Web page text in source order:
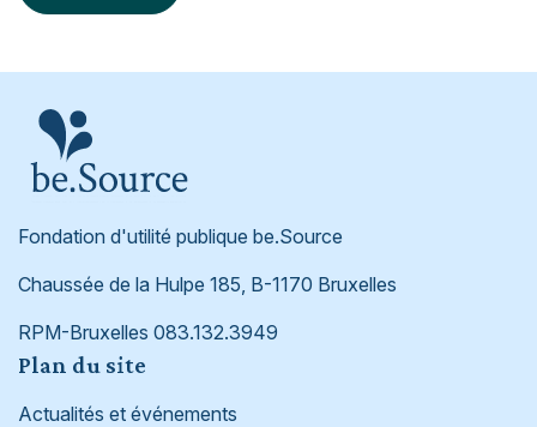
Fondation d'utilité publique be.Source
Chaussée de la Hulpe 185, B-1170 Bruxelles
RPM-Bruxelles 083.132.3949
Footer
Plan du site
Actualités et événements